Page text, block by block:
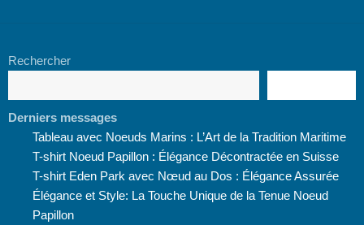
Rechercher
Derniers messages
Tableau avec Noeuds Marins : L’Art de la Tradition Maritime
T-shirt Noeud Papillon : Élégance Décontractée en Suisse
T-shirt Eden Park avec Nœud au Dos : Élégance Assurée
Élégance et Style: La Touche Unique de la Tenue Noeud
Papillon